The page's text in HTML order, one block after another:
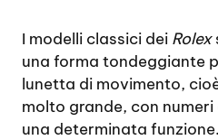
I modelli classici dei Rolex
una forma tondeggiante
lunetta di movimento,
molto grande, con
una determinata